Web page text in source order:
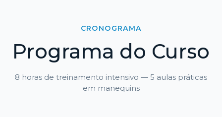
CRONOGRAMA
Programa do Curso
8 horas de treinamento intensivo — 5 aulas práticas
em manequins